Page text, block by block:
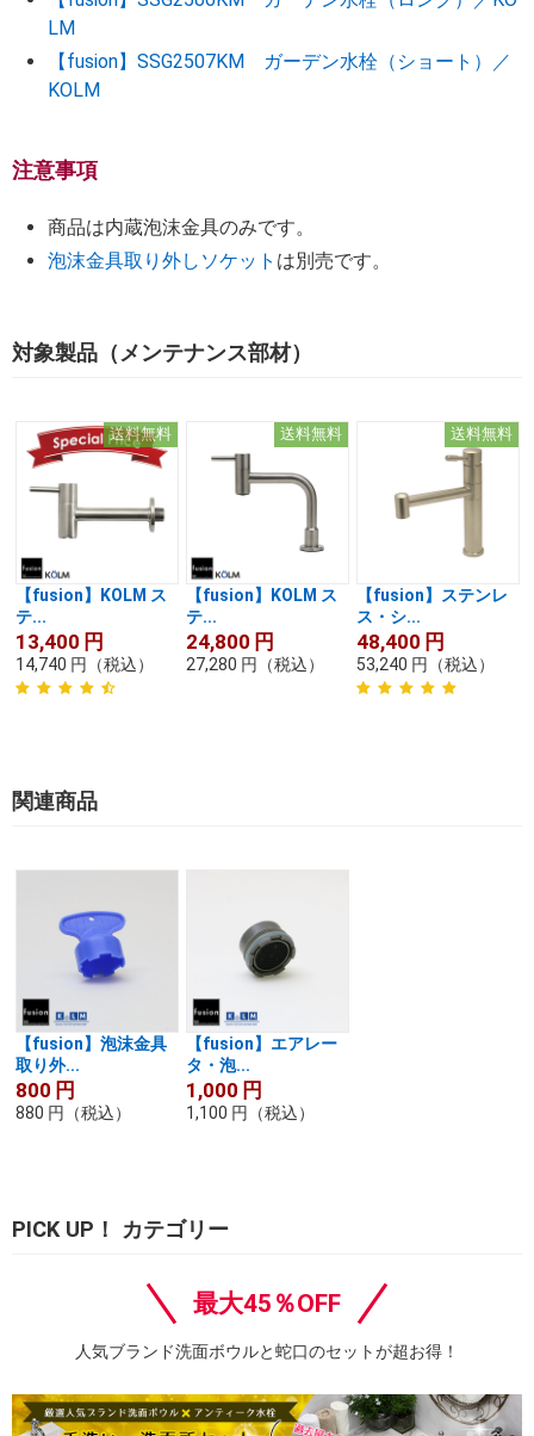
LM
【fusion】SSG2507KM ガーデン水栓（ショート）／
KOLM
注意事項
商品は内蔵泡沫金具のみです。
泡沫金具取り外しソケット は別売です。
対象製品（メンテナンス部材）
送料無料
【fusion】KOLM ス
テ...
13,400 円
14,740 円 （税込）
送料無料
【fusion】KOLM ス
テ...
24,800 円
27,280 円 （税込）
送料無料
【fusion】ステンレ
ス・シ...
48,400 円
53,240 円 （税込）
関連商品
【fusion】泡沫金具
取り外...
800 円
880 円 （税込）
【fusion】エアレー
タ・泡...
1,000 円
1,100 円 （税込）
PICK UP！ カテゴリー
最大45％OFF
人気ブランド洗面ボウルと蛇口のセットが超お得！